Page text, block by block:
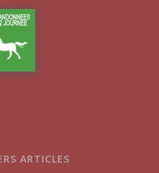
ARTICLES